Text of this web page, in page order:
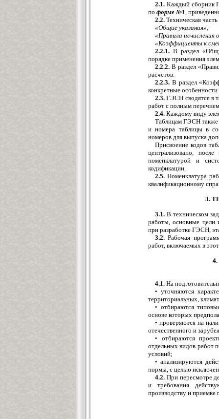
2.1. Каждый сборник
по форме №1 ,
2.2. Техническая
«Общие указания»;
«Правила исчисления
«Коэффициенты к
2.2.1. В раздел
порядке применения
2.2.2. В раздел
расчетов.
2.2.3. В раздел
конкретные
2.3. ГЭСН сводятся в
работ с полным
2.4. Каждому виду
Таблицам ГЭСН также
и номера таблицы в
номеров для выпуска
Присвоение кодов
централизовано,
номенклатурой и
кодификации.
2.5. Номенклатура
квалификационному
3.
3.1. В техническом
работы, основные цели
при разработке ГЭСН,
3.2. Рабочая
работ, включаемых в
4.1. На
• уточняются
территориальных,
• отбираются
основе которых
• проверяются на
отечественного и
• отбираются
отдельных видов работ
условий;
• анализируются
нормы, с целью
4.2. При пересмотре
и требования
производству и приемке